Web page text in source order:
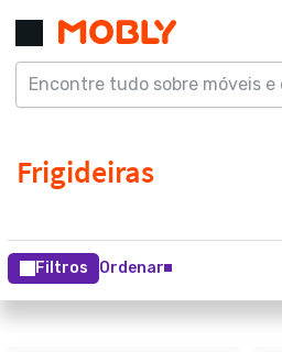
Filtros Ordenar